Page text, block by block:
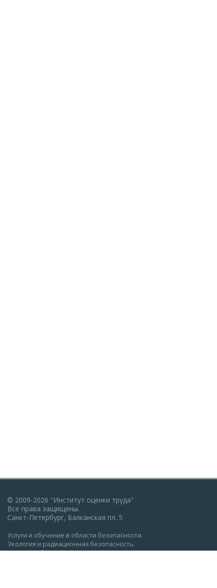
© 2009-2026 "Институт оценки труда"
Все права защищены.
Санкт-Петербург, Балканская пл. 5
Услуги и обучение в области безопасности.
Экология и радиационная безопасность.
Пожарная безопасность, ГО и ЧС.